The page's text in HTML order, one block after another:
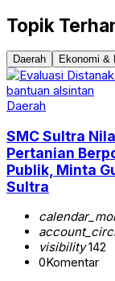
Topik
Daerah Ekonomi &
Daerah
SMC Sultra
Pertanian
Publik, Minta
Sultra
visibility142
0Komentar